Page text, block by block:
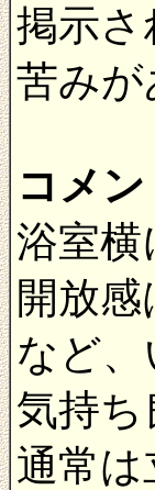
掲示さ
苦み
コメン
浴室横
開放
など
気持
通常